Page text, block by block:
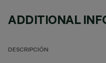
ADDITIONAL
DESCRIPCIÓN